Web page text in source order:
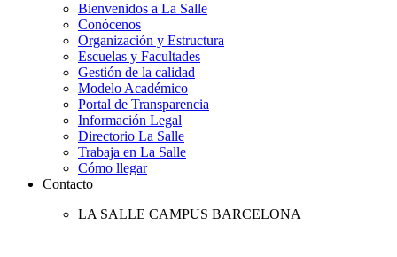
Bienvenidos a La Salle
Conócenos
Organización y Estructura
Escuelas y Facultades
Gestión de la calidad
Modelo Académico
Portal de Transparencia
Información Legal
Directorio La Salle
Trabaja en La Salle
Cómo llegar
Contacto
LA SALLE CAMPUS BARCELONA